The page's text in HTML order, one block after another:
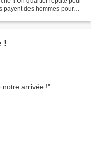
payent des hommes pour
!